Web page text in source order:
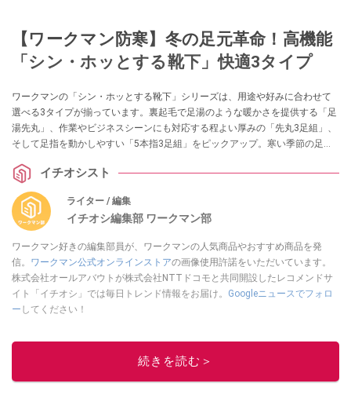
【ワークマン防寒】冬の足元革命！高機能
「シン・ホッとする靴下」快適3タイプ
ワークマンの「シン・ホッとする靴下」シリーズは、用途や好みに合わせて
選べる3タイプが揃っています。裏起毛で足湯のような暖かさを提供する「足
湯先丸」、作業やビジネスシーンにも対応する程よい厚みの「先丸3足組」、
そして足指を動かしやすい「5本指3足組」をピックアップ。寒い季節の足元
イチオシスト
ライター / 編集
イチオシ編集部 ワークマン部
ワークマン好きの編集部員が、ワークマンの人気商品やおすすめ商品を発
信。 ワークマン公式オンラインストアの画像使用許諾をいただいています。
株式会社オールアバウトが株式会社NTTドコモと共同開設したレコメンドサ
イト「イチオシ」では毎日トレンド情報をお届け。 Googleニュースでフォロ
ー してください！
続きを読む＞